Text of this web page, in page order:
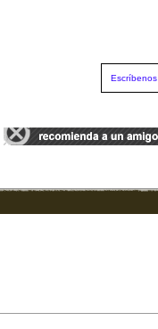
Escríbenos